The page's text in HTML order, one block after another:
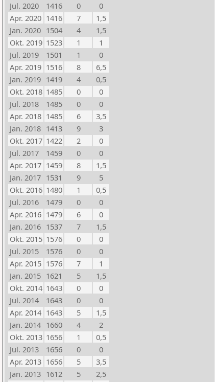
Jul. 2020
1416 0
0
Apr. 2020 1416 7
1,5
Jan. 2020 1504 4
1,5
Okt. 2019 1523 1
1
Jul. 2019
1501 1
0
Apr. 2019 1516 8
6,5
Jan. 2019 1419 4
0,5
Okt. 2018 1485 0
0
Jul. 2018
1485 0
0
Apr. 2018 1485 6
3,5
Jan. 2018 1413 9
3
Okt. 2017 1422 2
0
Jul. 2017
1459 0
0
Apr. 2017 1459 8
1,5
Jan. 2017 1531 9
5
Okt. 2016 1480 1
0,5
Jul. 2016
1479 0
0
Apr. 2016 1479 6
0
Jan. 2016 1537 7
1,5
Okt. 2015 1576 0
0
Jul. 2015
1576 0
0
Apr. 2015 1576 7
1
Jan. 2015 1621 5
1,5
Okt. 2014 1643 0
0
Jul. 2014
1643 0
0
Apr. 2014 1643 5
1,5
Jan. 2014 1660 4
2
Okt. 2013 1656 1
0,5
Jul. 2013
1656 0
0
Apr. 2013 1656 5
3,5
Jan. 2013 1612 5
2,5